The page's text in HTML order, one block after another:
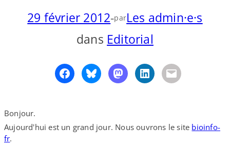
o
n
y S
29 février 2012-parLes admin·e·s
dans Editorial
Bonjour.
Aujourd'hui est un grand jour. Nous ouvrons le site bioinfo-​
fr.